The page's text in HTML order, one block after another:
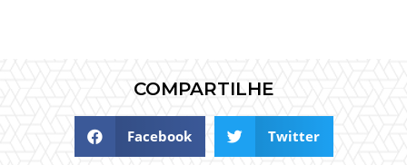
COMPARTILHE
Facebook Twitter